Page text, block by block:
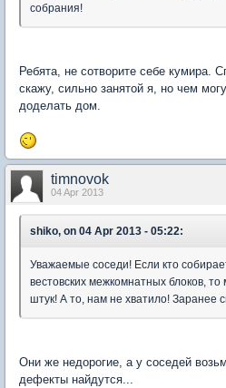
собрания!
Ребята, не сотворите себе кумира.
скажу, сильно занятой я, но чем
доделать дом.
timnovok
04 Apr 2013
shiko, on 04 Apr 2013 - 05:22:
Уважаемые соседи! Если кто
вестовских межкомнатных блоков,
штук! А то, нам не хватило! Заранее
Они же недорогие, а у соседей
дефекты найдутся...